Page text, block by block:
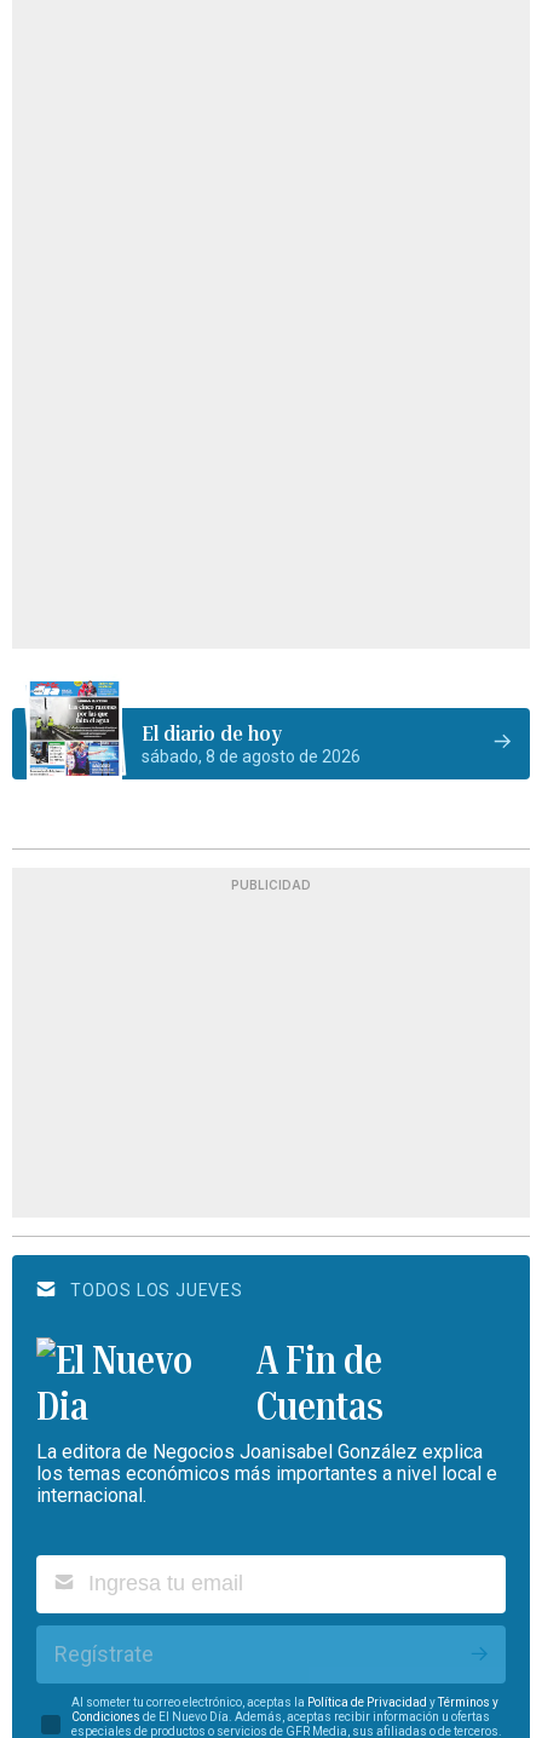
El diario de hoy
sábado, 8 de agosto de 2026
PUBLICIDAD
TODOS LOS JUEVES
A Fin de
Cuentas
La editora de Negocios Joanisabel González explica
los temas económicos más importantes a nivel local e
internacional.
Regístrate
Al someter tu correo electrónico, aceptas la Política de Privacidad yTérminos y
Condiciones de El Nuevo Día. Además, aceptas recibir información u ofertas
especiales de productos o servicios de GFR Media, sus afiliadas o de terceros.